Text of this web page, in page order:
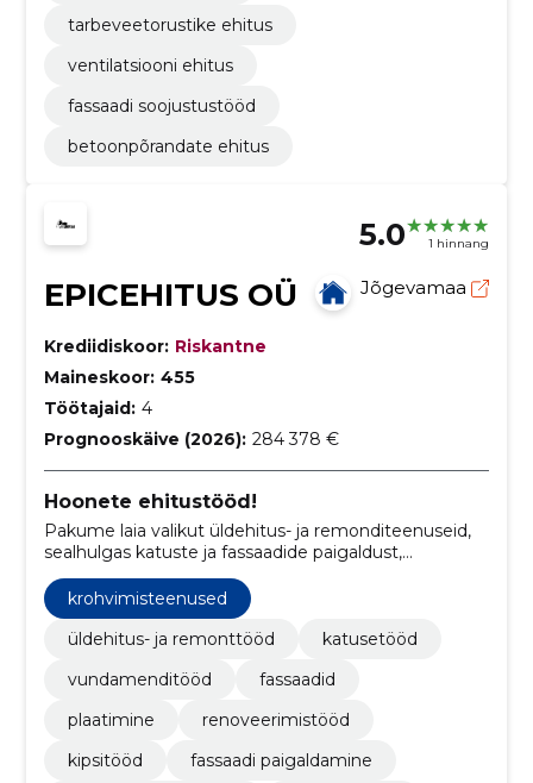
tarbeveetorustike ehitus
ventilatsiooni ehitus
fassaadi soojustustööd
betoonpõrandate ehitus
5.0 1 hinnang
EPICEHITUS OÜ Jõgevamaa
Krediidiskoor: Riskantne
Maineskoor: 455
Töötajaid: 4
Prognooskäive (2026): 284 378 €
Hoonete ehitustööd!
Pakume laia valikut üldehitus- ja remonditeenuseid,
sealhulgas katuste ja fassaadide paigaldust,
kipsitöid.
krohvimisteenused
üldehitus- ja remonttööd
katusetööd
vundamenditööd
fassaadid
plaatimine
renoveerimistööd
kipsitööd
fassaadi paigaldamine